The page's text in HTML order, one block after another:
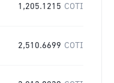
1,205.1215 COTI
2,510.6699 COTI